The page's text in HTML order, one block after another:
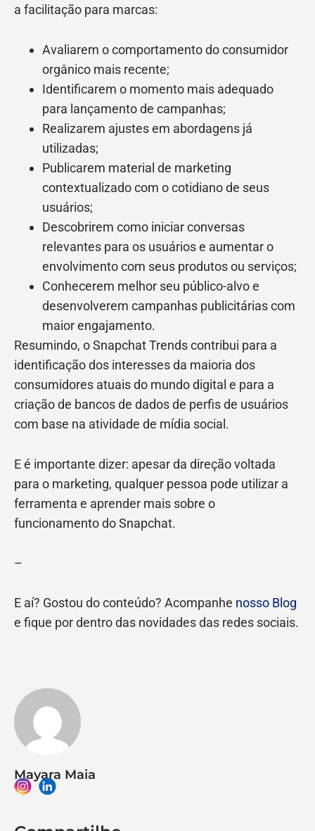
a facilitação para marcas:
Avaliarem o comportamento do consumidor
orgânico mais recente;
Identificarem o momento mais adequado
para lançamento de campanhas;
Realizarem ajustes em abordagens já
utilizadas;
Publicarem material de marketing
contextualizado com o cotidiano de seus
usuários;
Descobrirem como iniciar conversas
relevantes para os usuários e aumentar o
envolvimento com seus produtos ou serviços;
Conhecerem melhor seu público-alvo e
desenvolverem campanhas publicitárias com
maior engajamento.
Resumindo, o Snapchat Trends contribui para a
identificação dos interesses da maioria dos
consumidores atuais do mundo digital e para a
criação de bancos de dados de perfis de usuários
com base na atividade de mídia social.
E é importante dizer: apesar da direção voltada
para o marketing, qualquer pessoa pode utilizar a
ferramenta e aprender mais sobre o
funcionamento do Snapchat.
–
E aí? Gostou do conteúdo? Acompanhe nosso Blog
e fique por dentro das novidades das redes sociais.
Mayara Maia